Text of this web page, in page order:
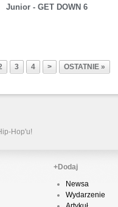
Junior - GET DOWN 6
3 4 > OSTATNIE »
Hop'u!
+Dodaj
Newsa
Wydarzenie